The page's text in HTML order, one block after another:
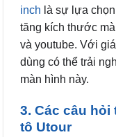
inch là sự lựa
tăng kích thước
và youtube. Với
dùng có thể trải
màn hình này.
3. Các câu
tô Utour